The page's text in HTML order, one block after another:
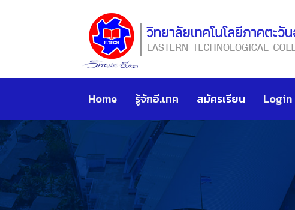
Home รู้จักอี.เทค สมัครเรียน Login